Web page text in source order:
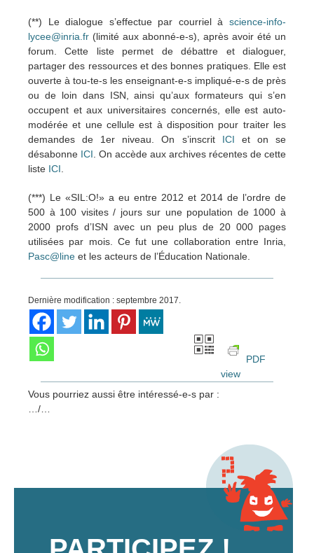
(**) Le dialogue s’effectue par courriel à science-info-
lycee@inria.fr (limité aux abonné-e-s), après avoir été un
forum. Cette liste permet de débattre et dialoguer,
partager des ressources et des bonnes pratiques. Elle est
ouverte à tou-te-s les enseignant-e-s impliqué-e-s de près
ou de loin dans ISN, ainsi qu’aux formateurs qui s’en
occupent et aux universitaires concernés, elle est auto-
modérée et une cellule est à disposition pour traiter les
demandes de 1er niveau. On s’inscrit ICI et on se
désabonne ICI . On accède aux archives récentes de cette
liste ICI
(***) Le «SIL:O!» a eu entre 2012 et 2014 de l’ordre de
500 à 100 visites / jours sur une population de 1000 à
2000 profs d’ISN avec un peu plus de 20 000 pages
utilisées par mois. Ce fut une collaboration entre Inria,
Pasc@line et les acteurs de l’Éducation Nationale.
Dernière modification : septembre 2017.
PDF
view
Vous pourriez aussi être intéressé-e-s par :
…/…